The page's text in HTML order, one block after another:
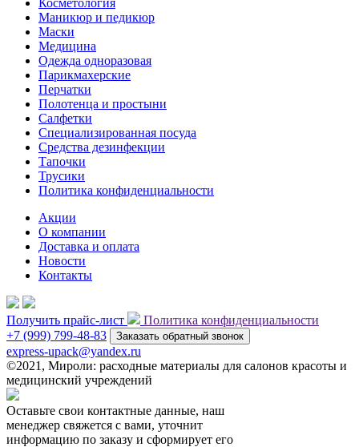
Маникюр и педикюр
Маски
Медицина
Одежда одноразовая
Парикмахерские
Перчатки
Полотенца и простыни
Салфетки
Специализированная посуда
Средства дезинфекции
Тапочки
Трусики
Политика конфиденциальности
Акции
О компании
Доставка и оплата
Новости
Контакты
Получить прайс-лист
Политика конфиденциальности
+7 (999) 799-48-83
Заказать обратный звонок
express-upack@yandex.ru
©2021, Мироли: расходные материалы для салонов красоты и
медицинский учреждений
Оставьте свои контактные данные, наш
менеджер свяжется с вами, уточнит
информацию по заказу и сформирует его